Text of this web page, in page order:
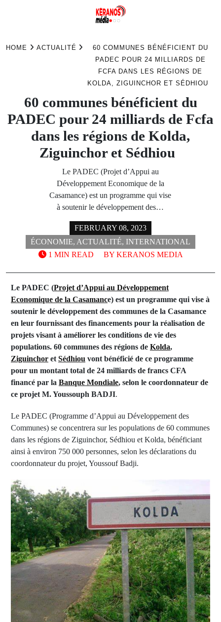
HOME ACTUALITÉ
60 COMMUNES BÉNÉFICIENT DU
PADEC POUR 24 MILLIARDS DE
FCFA DANS LES RÉGIONS DE
KOLDA, ZIGUINCHOR ET SÉDHIOU
60 communes bénéficient du
PADEC pour 24 milliards de Fcfa
dans les régions de Kolda,
Ziguinchor et Sédhiou
Le PADEC (Projet d’Appui au
Développement Economique de la
Casamance) est un programme qui vise
à soutenir le développement des…
FEBRUARY 08, 2023
ÉCONOMIE, ACTUALITÉ, INTERNATIONAL
BY KERANOS MEDIA
1 MIN READ
Le PADEC (Projet d’Appui au Développement
Economique de la Casamance) est un programme qui vise à
soutenir le développement des communes de la Casamance
en leur fournissant des financements pour la réalisation de
projets visant à améliorer les conditions de vie des
populations. 60 communes des régions de Kolda,
Ziguinchor et Sédhiou vont bénéficié de ce programme
pour un montant total de 24 milliards de francs CFA
financé par la Banque Mondiale, selon le coordonnateur de
ce projet M. Youssouph BADJI.
Le PADEC (Programme d’Appui au Développement des
Communes) se concentrera sur les populations de 60 communes
dans les régions de Ziguinchor, Sédhiou et Kolda, bénéficiant
ainsi à environ 750 000 personnes, selon les déclarations du
coordonnateur du projet, Youssouf Badji.